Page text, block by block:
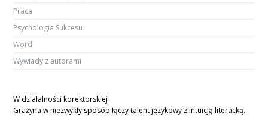
Praca
Psychologia Sukcesu
Word
Wywiady z autorami
W działalności korektorskiej
Grażyna w niezwykły sposób łączy talent językowy z intuicją literacką.